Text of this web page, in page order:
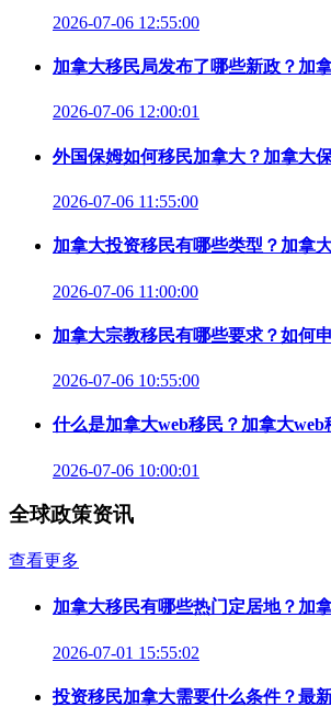
2026-07-06 12:55:00
加拿大移民局发布了哪些新政？加
2026-07-06 12:00:01
外国保姆如何移民加拿大？加拿大
2026-07-06 11:55:00
加拿大投资移民有哪些类型？加拿
2026-07-06 11:00:00
加拿大宗教移民有哪些要求？如何
2026-07-06 10:55:00
什么是加拿大web移民？加拿大
2026-07-06 10:00:01
全球政策资讯
查看更多
加拿大移民有哪些热门定居地？加
2026-07-01 15:55:02
投资移民加拿大需要什么条件？最